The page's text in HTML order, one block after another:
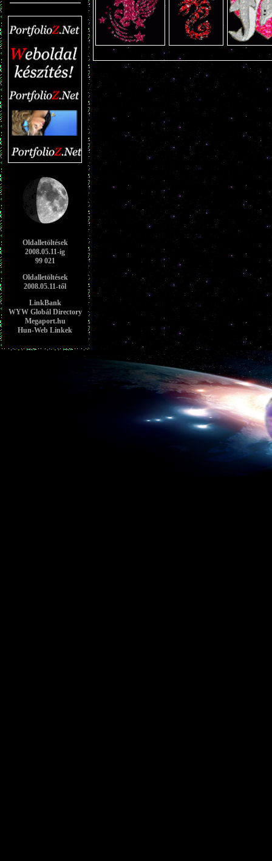
Oldalletöltések
2008.05.11-ig
99 021
Oldalletöltések
2008.05.11-től
LinkBank
WYW Globál Directory
Megaport.hu
Hun-Web Linkek